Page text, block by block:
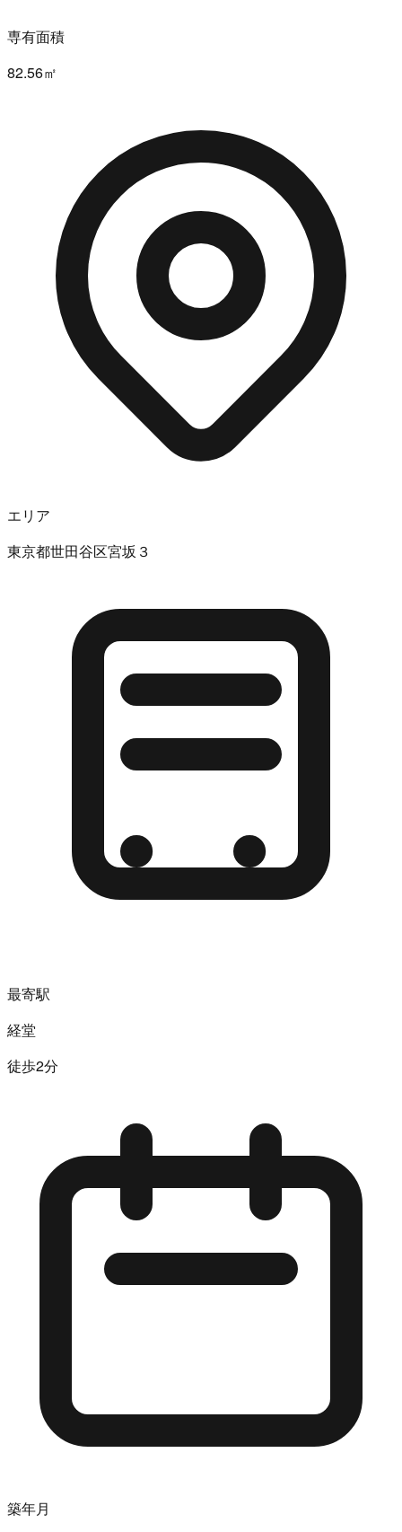
専有面積
82.56㎡
エリア
東京都世田谷区宮坂３
最寄駅
経堂
徒歩2分
築年月